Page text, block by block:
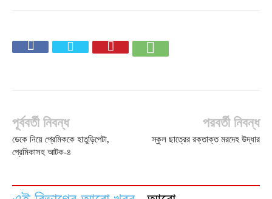
পূর্ববর্তী নিবন্ধ
ডেকে নিয়ে প্রেমিককে হাতুড়িপেটা,
প্রেমিকাসহ আটক-৪
পরবর্তী নিবন্ধ
স্কুল ছাত্রের রক্তাক্ত মরদেহ উদ্ধার